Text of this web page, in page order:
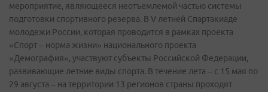
мероприятие, являющееся неотъемлемой частью системы
подготовки спортивного резерва. В V летней Спартакиаде
молодежи России, которая проводится в рамках проекта
«Спорт – норма жизни» национального проекта
«Демография», участвуют субъекты Российской Федерации,
развивающие летние виды спорта. В течение лета – с 15 мая по
29 августа – на территории 13 регионов страны проходят